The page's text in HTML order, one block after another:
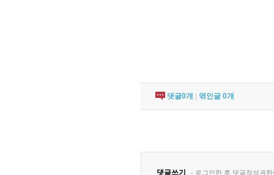
댓글0개 엮인글 0개